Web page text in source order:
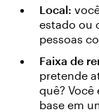
Local:
estado ou
pessoas
Faixa de
pretende
quê?
base em